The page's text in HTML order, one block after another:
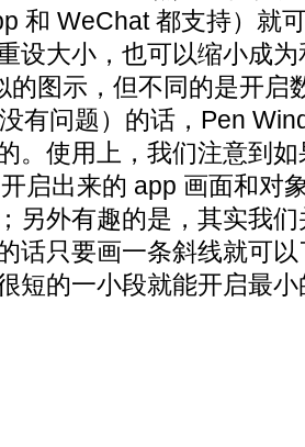
和 WeChat 都支持）就
设大小，也可以缩小成
的图示，但不同的是开启
有问题）的话，Pen
。使用上，我们注意到
启出来的 app 画面和对
另外有趣的是，其实我
话只要画一条斜线就可
短的一小段就能开启最